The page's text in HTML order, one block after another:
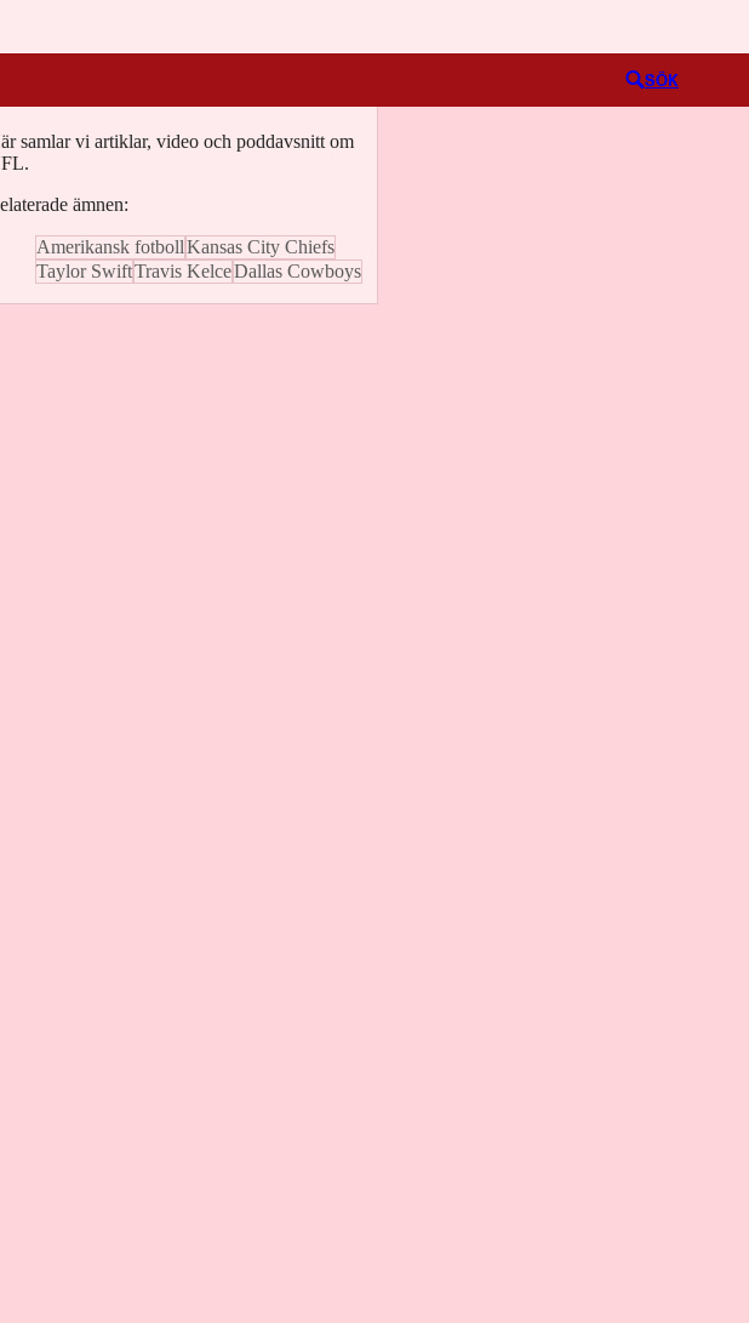
SÖK
samlar vi artiklar, video och poddavsnitt om
ämnen:
Amerikansk fotbollKansas City Chiefs
Taylor SwiftTravis KelceDallas Cowboys